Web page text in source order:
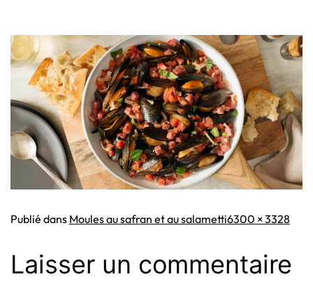
Publié dans Moules au safran et au salamettiTaille
6300 × 3328
Laisser un commentaire